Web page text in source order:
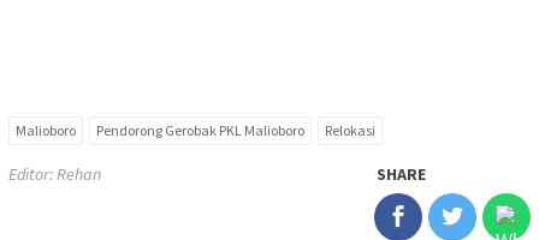
Malioboro Pendorong Gerobak PKL Malioboro Relokasi
Editor: Rehan SHARE